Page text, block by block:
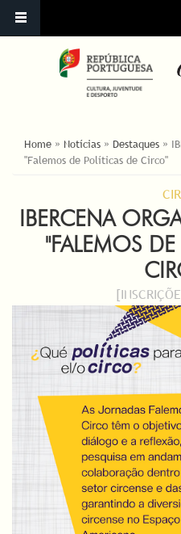
ESTÁ AQUI
Home » Notícias » Destaques »
"Falemos de Políticas de Circo"
IBERCENA
"FALEMOS